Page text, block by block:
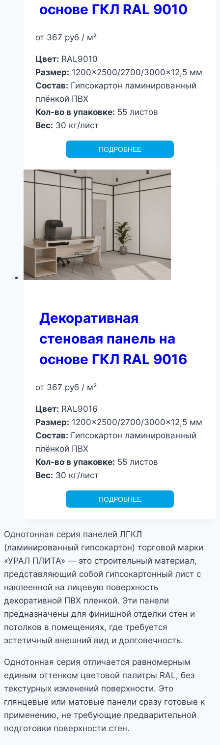
основе ГКЛ RAL 9010
от 367 руб / м²
Цвет: RAL9010
Размер: 1200×2500/2700/3000×12,5 мм
Состав: Гипсокартон ламинированный
плёнкой ПВХ
Кол-во в упаковке: 55 листов
Вес: 30 кг/лист
ПОДРОБНЕЕ
Декоративная
стеновая панель на
основе ГКЛ RAL 9016
от 367 руб / м²
Цвет: RAL9016
Размер: 1200×2500/2700/3000×12,5 мм
Состав: Гипсокартон ламинированный
плёнкой ПВХ
Кол-во в упаковке: 55 листов
Вес: 30 кг/лист
ПОДРОБНЕЕ
Однотонная серия панелей ЛГКЛ
(ламинированный гипсокартон) торговой марки
«УРАЛ ПЛИТА» — это строительный материал,
представляющий собой гипсокартонный лист с
наклеенной на лицевую поверхность
декоративной ПВХ пленкой. Эти панели
предназначены для финишной отделки стен и
потолков в помещениях, где требуется
эстетичный внешний вид и долговечность.
Однотонная серия отличается равномерным
единым оттенком цветовой палитры RAL, без
текстурных изменений поверхности. Это
глянцевые или матовые панели сразу готовые к
применению, не требующие предварительной
подготовки поверхности стен.